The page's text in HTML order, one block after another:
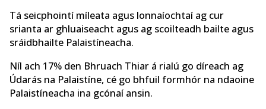
Tá seicphointí míleata agus lonnaíochtaí ag cur
srianta ar ghluaiseacht agus ag scoilteadh bailte agus
sráidbhailte Palaistíneacha.
Níl ach 17% den Bhruach Thiar á rialú go díreach ag
Údarás na Palaistíne, cé go bhfuil formhór na ndaoine
Palaistíneacha ina gcónaí ansin.